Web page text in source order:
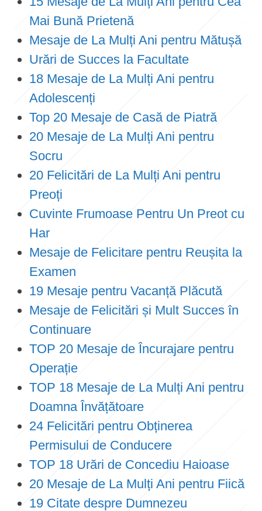
Mai Bună Prietenă
Mesaje de La Mulți Ani pentru Mătușă
Urări de Succes la Facultate
18 Mesaje de La Mulți Ani pentru
Adolescenți
Top 20 Mesaje de Casă de Piatră
20 Mesaje de La Mulți Ani pentru
Socru
20 Felicitări de La Mulți Ani pentru
Preoți
Cuvinte Frumoase Pentru Un Preot cu
Har
Mesaje de Felicitare pentru Reușita la
Examen
19 Mesaje pentru Vacanță Plăcută
Mesaje de Felicitări și Mult Succes în
Continuare
TOP 20 Mesaje de Încurajare pentru
Operație
TOP 18 Mesaje de La Mulți Ani pentru
Doamna Învățătoare
24 Felicitări pentru Obținerea
Permisului de Conducere
TOP 18 Urări de Concediu Haioase
20 Mesaje de La Mulți Ani pentru Fiică
19 Citate despre Dumnezeu